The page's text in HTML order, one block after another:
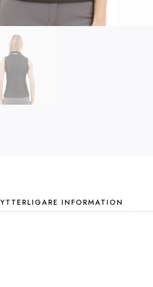
YTTERLIGARE INFORMATION